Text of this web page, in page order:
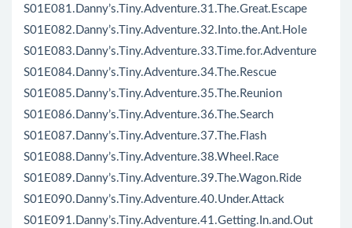
S01E081.Danny’s.Tiny.Adventure.31.The.Great.Escape
S01E082.Danny’s.Tiny.Adventure.32.Into.the.Ant.Hole
S01E083.Danny’s.Tiny.Adventure.33.Time.for.Adventure
S01E084.Danny’s.Tiny.Adventure.34.The.Rescue
S01E085.Danny’s.Tiny.Adventure.35.The.Reunion
S01E086.Danny’s.Tiny.Adventure.36.The.Search
S01E087.Danny’s.Tiny.Adventure.37.The.Flash
S01E088.Danny’s.Tiny.Adventure.38.Wheel.Race
S01E089.Danny’s.Tiny.Adventure.39.The.Wagon.Ride
S01E090.Danny’s.Tiny.Adventure.40.Under.Attack
S01E091.Danny’s.Tiny.Adventure.41.Getting.In.and.Out